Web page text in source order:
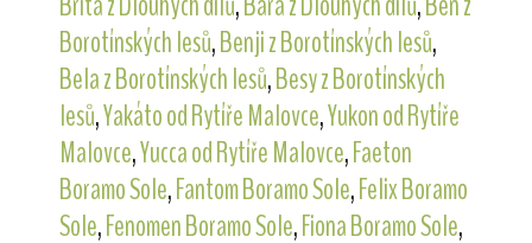
Borotínských lesů,Benji z Borotínských lesů,
Bela z Borotínských lesů,Besy z Borotínských
lesů,Yakáto od Rytíře Malovce,Yukon od Rytíře
Malovce,Yucca od Rytíře Malovce,Faeton
Boramo Sole,Fantom Boramo Sole,Felix Boramo
Sole,Fenomen Boramo Sole,Fiona Boramo Sole,